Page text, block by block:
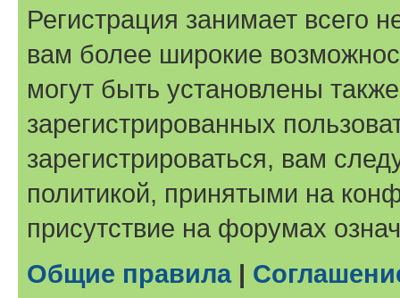
Регистрация занимает всего
вам более широкие
могут быть установлены
зарегистрированных
зарегистрироваться, вам
политикой, принятыми на
присутствие на форумах
Общие правила|